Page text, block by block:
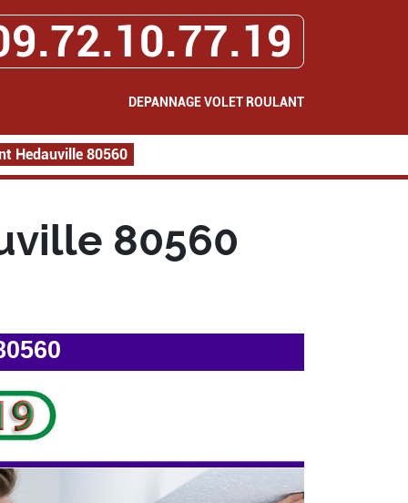
DEPANNAGE VOLET ROULANT
Hedauville 80560
80560